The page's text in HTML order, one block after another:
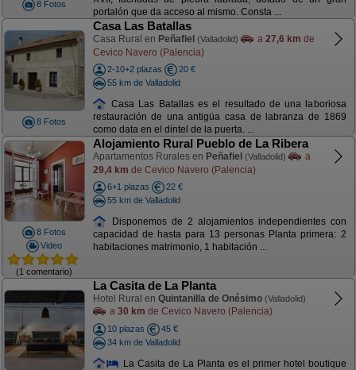
8 Fotos
portalón que da acceso al mismo. Consta ...
8 Fotos
Casa Las Batallas
Casa Rural en Peñafiel (Valladolid) a 27,6 km de
Cevico Navero (Palencia)
2-10+2 plazas
20 €
55 km de Valladolid
Casa Las Batallas es el resultado de una laboriosa
restauración de una antigüa casa de labranza de 1869
como data en el dintel de la puerta. ...
8 Fotos
Video
(1 comentario)
Alojamiento Rural Pueblo de La Ribera
Apartamentos Rurales en Peñafiel (Valladolid)
a
29,4 km de Cevico Navero (Palencia)
6+1 plazas
22 €
55 km de Valladolid
Disponemos de 2 alojamientos independientes con
capacidad de hasta para 13 personas Planta primera: 2
habitaciones matrimonio, 1 habitación ...
La Casita de La Planta
Hotel Rural en Quintanilla de Onésimo (Valladolid)
a 30 km de Cevico Navero (Palencia)
10 plazas
45 €
34 km de Valladolid
La Casita de La Planta es el primer hotel boutique